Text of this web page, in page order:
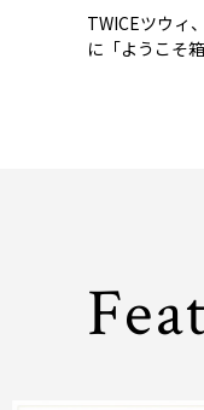
TWICEツウィ
に「ようこそ